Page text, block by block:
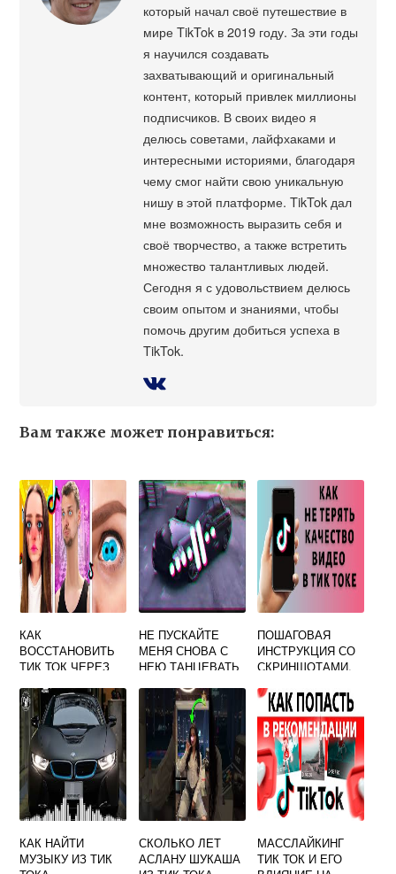
который начал своё путешествие в
мире TikTok в 2019 году. За эти годы
я научился создавать
захватывающий и оригинальный
контент, который привлек миллионы
подписчиков. В своих видео я
делюсь советами, лайфхаками и
интересными историями, благодаря
чему смог найти свою уникальную
нишу в этой платформе. TikTok дал
мне возможность выразить себя и
своё творчество, а также встретить
множество талантливых людей.
Сегодня я с удовольствием делюсь
своим опытом и знаниями, чтобы
помочь другим добиться успеха в
TikTok.
Вам также может понравиться:
КАК
ВОССТАНОВИТЬ
ТИК ТОК ЧЕРЕЗ
НЕ ПУСКАЙТЕ
МЕНЯ СНОВА С
НЕЮ ТАНЦЕВАТЬ
ПОШАГОВАЯ
ИНСТРУКЦИЯ СО
СКРИНШОТАМИ,
ВИДЕО В ТИК ТОК
КАК НАЙТИ
МУЗЫКУ ИЗ ТИК
СКОЛЬКО ЛЕТ
АСЛАНУ ШУКАША
МАССЛАЙКИНГ
ТИК ТОК И ЕГО